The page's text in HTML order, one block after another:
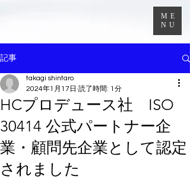
ME
NU
記事
HCプロデュース社 ISO
30414 公式パートナー企
業・顧問先企業として認定
されました
takagi shintaro
2024年1月17日 読了時間: 1分